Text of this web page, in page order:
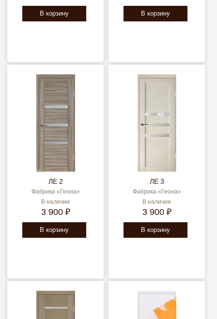
В корзину В корзину
ЛЕ 2
Фабрика «Геона»
В наличии
3 900 ₽
В корзину
ЛЕ 3
Фабрика «Геона»
В наличии
3 900 ₽
В корзину